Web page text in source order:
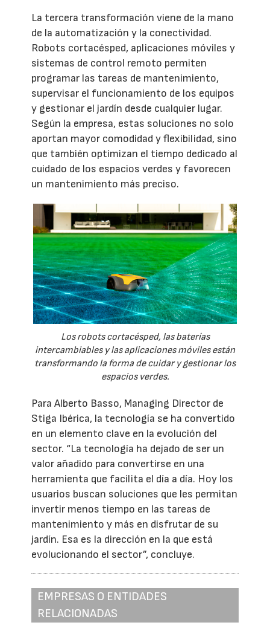
La tercera transformación viene de la mano
de la automatización y la conectividad.
Robots cortacésped, aplicaciones móviles y
sistemas de control remoto permiten
programar las tareas de mantenimiento,
supervisar el funcionamiento de los equipos
y gestionar el jardín desde cualquier lugar.
Según la empresa, estas soluciones no solo
aportan mayor comodidad y flexibilidad, sino
que también optimizan el tiempo dedicado al
cuidado de los espacios verdes y favorecen
un mantenimiento más preciso.
Los robots cortacésped, las baterías
intercambiables y las aplicaciones móviles están
transformando la forma de cuidar y gestionar los
espacios verdes.
Para Alberto Basso, Managing Director de
Stiga Ibérica, la tecnología se ha convertido
en un elemento clave en la evolución del
sector. “La tecnología ha dejado de ser un
valor añadido para convertirse en una
herramienta que facilita el día a día. Hoy los
usuarios buscan soluciones que les permitan
invertir menos tiempo en las tareas de
mantenimiento y más en disfrutar de su
jardín. Esa es la dirección en la que está
evolucionando el sector”, concluye.
EMPRESAS O ENTIDADES
RELACIONADAS